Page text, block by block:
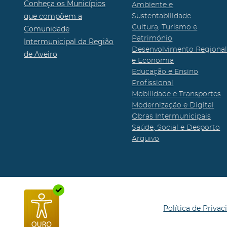
Conheça os Municípios
que compõem a
Comunidade
Intermunicipal da Região
de Aveiro
Ambiente e
Sustentabilidade
Cultura, Turismo e
Património
Desenvolvimento Regional
e Economia
Educação e Ensino
Profissional
Mobilidade e Transportes
Modernização e Digital
Obras Intermunicipais
Saúde, Social e Desporto
Arquivo
Política de